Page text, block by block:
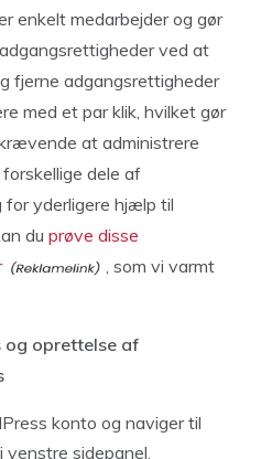
enkelt medarbejder og gør
ved at
fjerne adgangsrettigheder
med et par klik, hvilket gør
at administrere
dele af
for yderligere hjælp til
du prøve disse
, som vi varmt
og oprettelse af
konto og naviger til
venstre sidepanel.